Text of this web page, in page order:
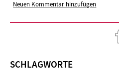
Neuen Kommentar hinzufügen
SCHLAGWORTE